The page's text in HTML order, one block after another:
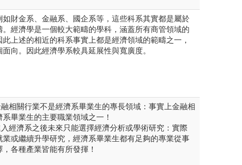
如財金系、金融系、國企系等，這些科系其實都是屬於
。經濟學是一個較大範疇的學科，涵蓋所有商管領域的
此上述的相近的科系事實上都是經濟領域的範疇之一，
向。因此經濟學系較具延展性與寬廣度。
相關行業不是經濟系畢業生的專長領域：事實上金融相
畢業生的主要職業領域之一！
經濟系之後未來只能選擇經濟分析或學術研究：實際
業或繼續升學研究，經濟系畢業生都有足夠的專業從事
各種產業皆能有所發揮！